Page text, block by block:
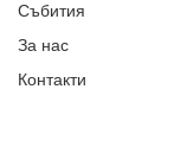
Събития
За нас
Контакти